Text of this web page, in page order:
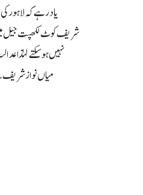
یادرہے کہ لاہور
شریف کوٹ لکھپت جیل
نہیں ہو سکتے
میاں نواز شریف